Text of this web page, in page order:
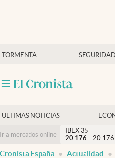
TORMENTA
Economía y finanzas
Criptomonedas
ULTIMAS NOTICIAS
Ir a mercados online
IBEX 35
20.176
20.176
Cronista España Actualidad